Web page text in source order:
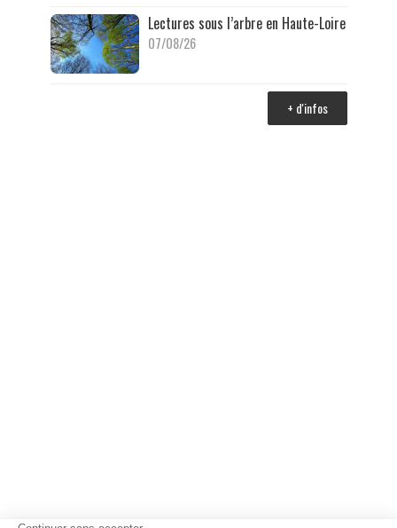
Lectures sous l’arbre en Haute-Loire
07/08/26
+ d'infos